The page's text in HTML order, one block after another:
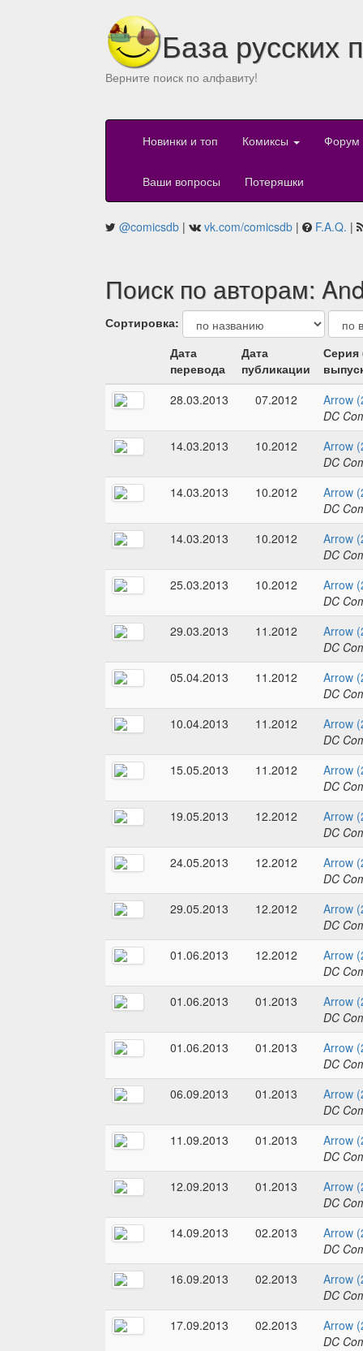
База русских
Верните поиск по алфавиту!
Новинки и топ Комиксы Форум
Ваши вопросы Потеряшки
@comicsdb | vk.com/comicsdb | F.A.Q. |
Поиск по авторам:
Сортировка:
Дата
перевода
Дата
публикации
Серия
28.03.2013
07.2012
Arrow
DC
14.03.2013
10.2012
Arrow
DC
14.03.2013
10.2012
Arrow
DC
14.03.2013
10.2012
Arrow
DC
25.03.2013
10.2012
Arrow
DC
29.03.2013
11.2012
Arrow
DC
05.04.2013
11.2012
Arrow
DC
10.04.2013
11.2012
Arrow
DC
15.05.2013
11.2012
Arrow
DC
19.05.2013
12.2012
Arrow
DC
24.05.2013
12.2012
Arrow
DC
29.05.2013
12.2012
Arrow
DC
01.06.2013
12.2012
Arrow
DC
01.06.2013
01.2013
Arrow
DC
01.06.2013
01.2013
Arrow
DC
06.09.2013
01.2013
Arrow
DC
11.09.2013
01.2013
Arrow
DC
12.09.2013
01.2013
Arrow
DC
14.09.2013
02.2013
Arrow
DC
16.09.2013
02.2013
Arrow
DC
17.09.2013
02.2013
Arrow
DC